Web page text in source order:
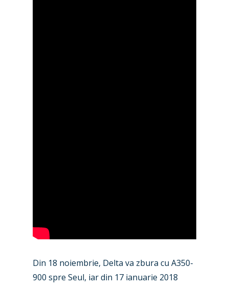
Din 18 noiembrie, Delta va zbura cu A350-
900 spre Seul, iar din 17 ianuarie 2018